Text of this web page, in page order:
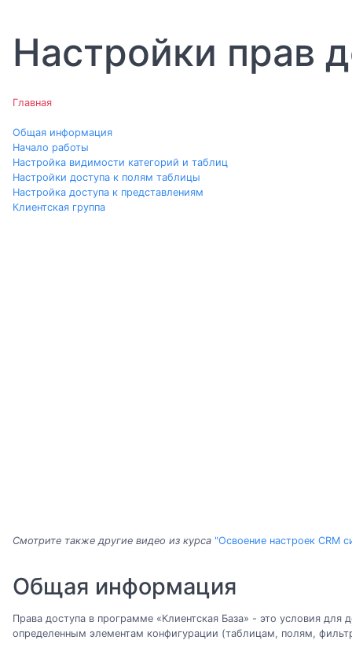
Настройки прав
Главная
Общая информация
Начало работы
Настройка видимости категорий и таблиц
Настройки доступа к полям таблицы
Настройка доступа к представлениям
Клиентская группа
Смотрите также другие видео из курса "Освоение настроек CRM
Общая информация
Права доступа в программе «Клиентская База» - это условия для
определенным элементам конфигурации (таблицам, полям,